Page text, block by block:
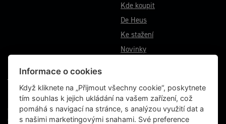
Kde koupit
De Heus
Ke stažení
Novinky
VÝROBNÍ ZÁVOD BĚSTOVICE
Běstovice 115
Choceň 565 01
Česká republika
Informace o cookies
Když kliknete na „Přijmout všechny cookie“, poskytnete
tím souhlas k jejich ukládání na vašem zařízení, což
pomáhá s navigací na stránce, s analýzou využití dat a
s našimi marketingovými snahami. Své preference